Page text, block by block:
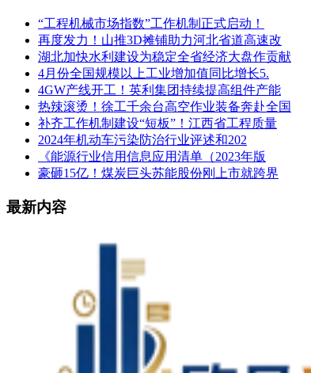
“工程机械市场指数”工作机制正式启动！
再度发力！山推3D摊铺助力河北省道高速改
湖北加快水利建设为稳定全省经济大盘作贡献
4月份全国规模以上工业增加值同比增长5.
4GW产线开工！英利集团持续提高组件产能
热辣滚烫！徐工千余台高空作业装备奔赴全国
补齐工作机制建设“短板”！江西省工程质量
2024年机动车污染防治行业评述和202
《能源行业信用信息应用清单（2023年版
豪砸15亿！煤炭巨头苏能股份刚上市就跨界
最新内容